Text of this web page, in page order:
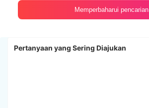
Memperbaharui pencarian
Pertanyaan yang Sering Diajukan